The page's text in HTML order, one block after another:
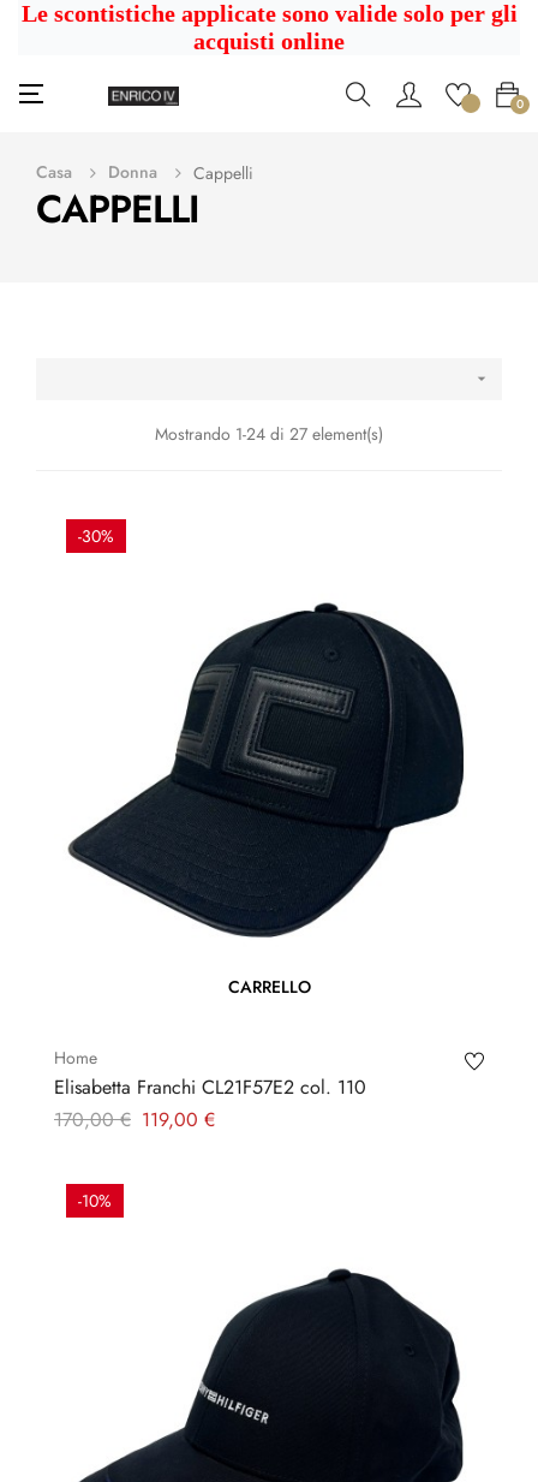
Le scontistiche applicate sono valide solo per gli
acquisti online
navigazione
☰ 0
CAPPELLI
Casa Donna Cappelli

Mostrando 1-24 di 27 element(s)
-30%
CARRELLO
Home
Elisabetta Franchi CL21F57E2 col. 110
Prezzo
170,00 € Prezzo
119,00 €
-10%